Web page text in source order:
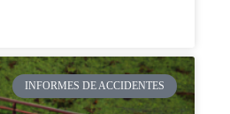
INFORMES DE ACCIDENTES